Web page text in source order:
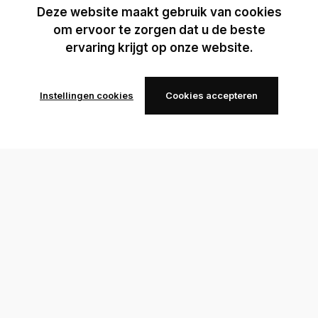
Deze website maakt gebruik van cookies
om ervoor te zorgen dat u de beste
ervaring krijgt op onze website.
Instellingen cookies Cookies accepteren